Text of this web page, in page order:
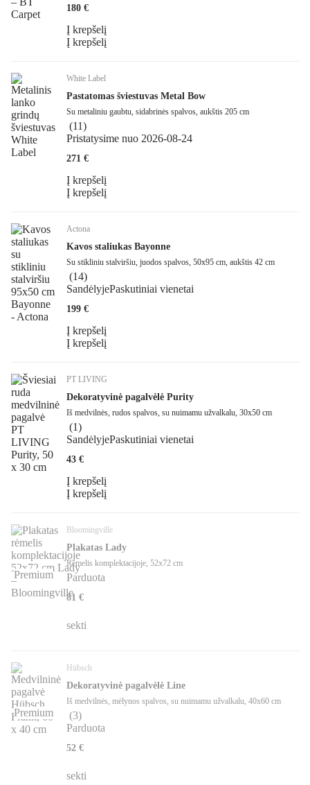
180 €
Į krepšelį
Į krepšelį
White Label
Pastatomas šviestuvas Metal Bow
Su metaliniu gaubtu, sidabrinės spalvos, aukštis 205 cm
(11)
Pristatysime nuo 2026‑08‑24
271 €
Į krepšelį
Į krepšelį
Actona
Kavos staliukas Bayonne
Su stikliniu stalviršiu, juodos spalvos, 50x95 cm, aukštis 42 cm
(14)
SandėlyjePaskutiniai vienetai
199 €
Į krepšelį
Į krepšelį
PT LIVING
Dekoratyvinė pagalvėlė Purity
Iš medvilnės, rudos spalvos, su nuimamu užvalkalu, 30x50 cm
(1)
SandėlyjePaskutiniai vienetai
43 €
Į krepšelį
Į krepšelį
Premium
Bloomingville
Plakatas Lady
Rėmelis komplektacijoje, 52x72 cm
Parduota
81 €
sekti
Premium
Hübsch
Dekoratyvinė pagalvėlė Line
Iš medvilnės, mėlynos spalvos, su nuimamu užvalkalu, 40x60 cm
(3)
Parduota
52 €
sekti